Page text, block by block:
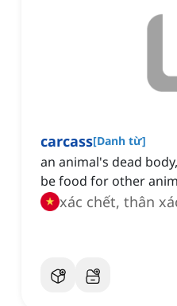
carcass[Danh từ]
an animal's dead
be food for other
xác chết, thân